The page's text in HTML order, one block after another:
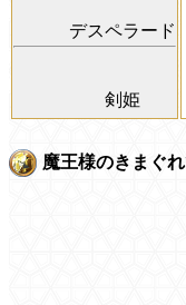
デスペラード
剣姫
魔王様のきまぐ